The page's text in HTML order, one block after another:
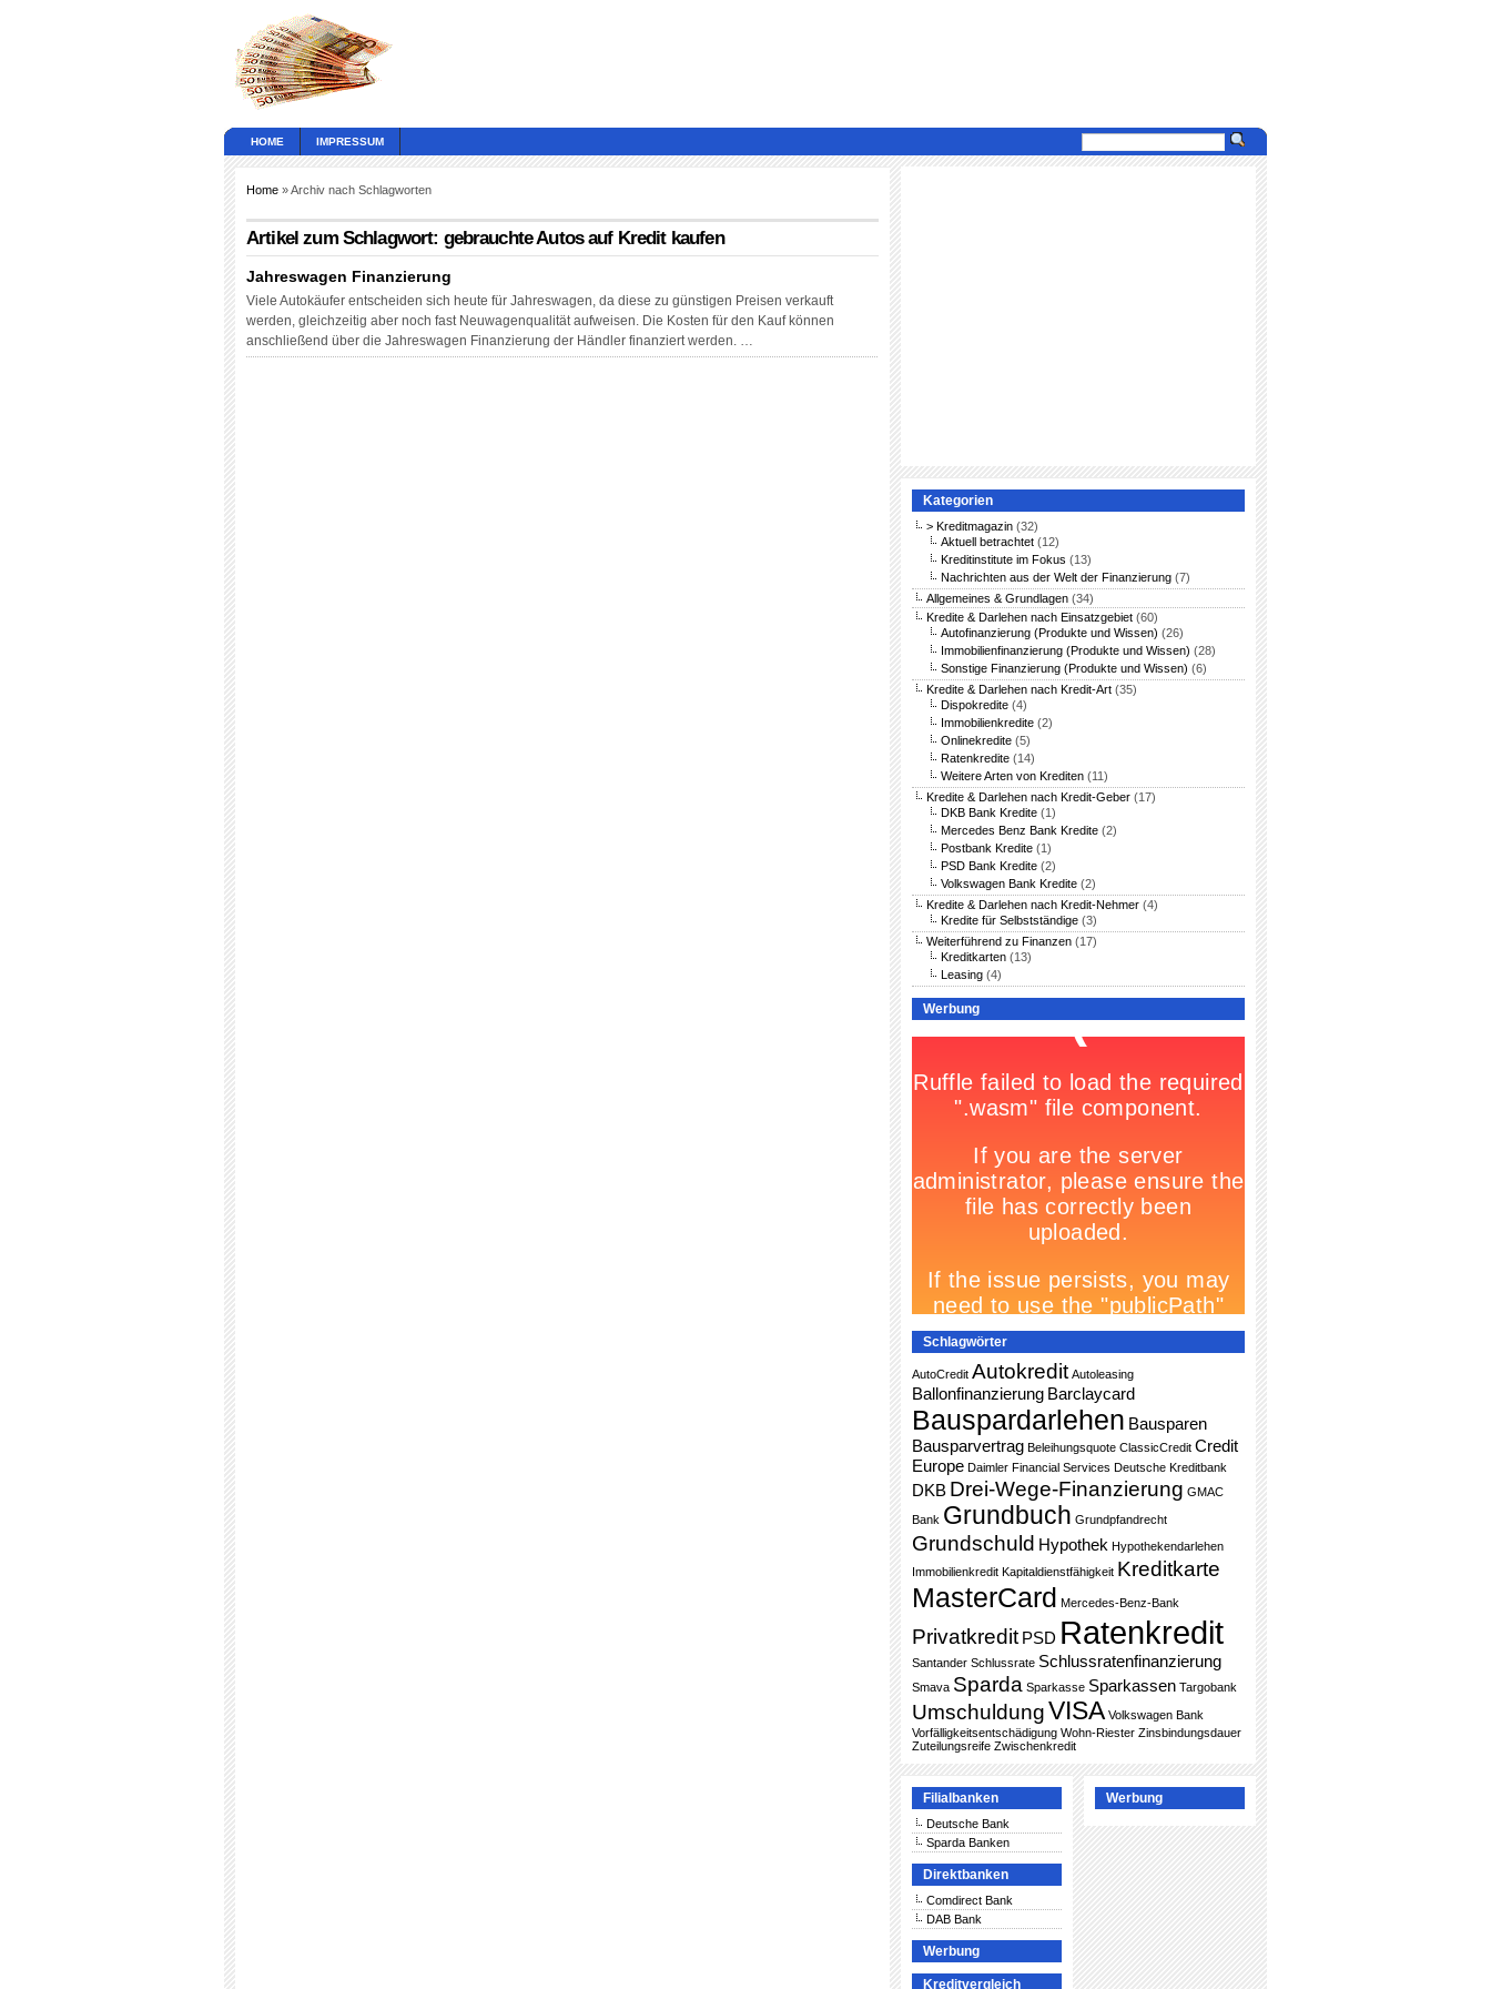
HOME IMPRESSUM
Home » Archiv nach Schlagworten
Artikel zum Schlagwort: gebrauchte Autos auf Kredit kaufen
Jahreswagen Finanzierung
Viele Autokäufer entscheiden sich heute für Jahreswagen, da diese zu günstigen Preisen verkauft
werden, gleichzeitig aber noch fast Neuwagenqualität aufweisen. Die Kosten für den Kauf können
anschließend über die Jahreswagen Finanzierung der Händler finanziert werden. …
Kategorien
> Kreditmagazin (32)
Aktuell betrachtet (12)
Kreditinstitute im Fokus (13)
Nachrichten aus der Welt der Finanzierung (7)
Allgemeines & Grundlagen (34)
Kredite & Darlehen nach Einsatzgebiet (60)
Autofinanzierung (Produkte und Wissen) (26)
Immobilienfinanzierung (Produkte und Wissen) (28)
Sonstige Finanzierung (Produkte und Wissen) (6)
Kredite & Darlehen nach Kredit-Art (35)
Dispokredite (4)
Immobilienkredite (2)
Onlinekredite (5)
Ratenkredite (14)
Weitere Arten von Krediten (11)
Kredite & Darlehen nach Kredit-Geber (17)
DKB Bank Kredite (1)
Mercedes Benz Bank Kredite (2)
Postbank Kredite (1)
PSD Bank Kredite (2)
Volkswagen Bank Kredite (2)
Kredite & Darlehen nach Kredit-Nehmer (4)
Kredite für Selbstständige (3)
Weiterführend zu Finanzen (17)
Kreditkarten (13)
Leasing (4)
Werbung
Schlagwörter
AutoCredit Autokredit Autoleasing
Ballonfinanzierung Barclaycard
Bauspardarlehen Bausparen
Bausparvertrag Beleihungsquote ClassicCredit Credit
Europe Daimler Financial Services Deutsche Kreditbank
DKB Drei-Wege-Finanzierung GMAC
Bank Grundbuch Grundpfandrecht
Grundschuld Hypothek Hypothekendarlehen
Immobilienkredit Kapitaldienstfähigkeit Kreditkarte
MasterCard Mercedes-Benz-Bank
Privatkredit PSD Ratenkredit
Santander Schlussrate Schlussratenfinanzierung
Smava Sparda Sparkasse Sparkassen Targobank
UmschuldungVISA Volkswagen Bank
Vorfälligkeitsentschädigung Wohn-Riester Zinsbindungsdauer
Zuteilungsreife Zwischenkredit
Filialbanken
Deutsche Bank
Sparda Banken
Direktbanken
Comdirect Bank
DAB Bank
Werbung
Kreditvergleich
Werbung